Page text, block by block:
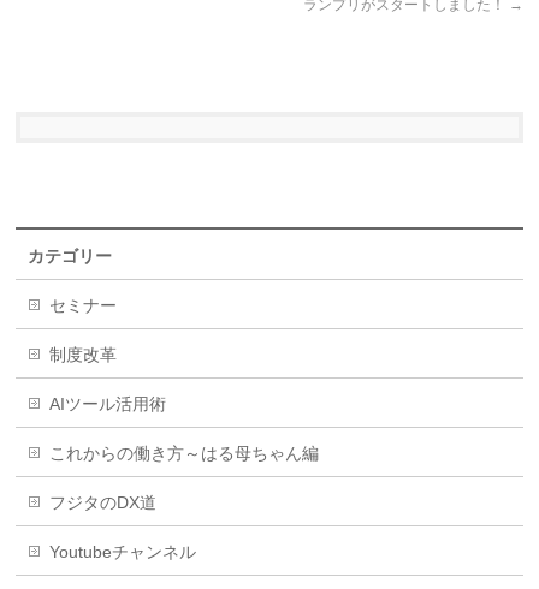
ランプリがスタートしました！
→
カテゴリー
セミナー
制度改革
AIツール活用術
これからの働き方～はる母ちゃん編
フジタのDX道
Youtubeチャンネル